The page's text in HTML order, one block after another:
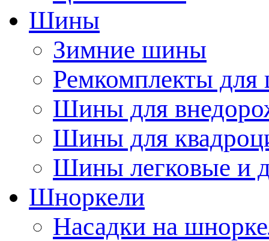
Шины
Зимние шины
Ремкомплекты
Шины для
Шины для
Шины легковые и
Шноркели
Насадки на